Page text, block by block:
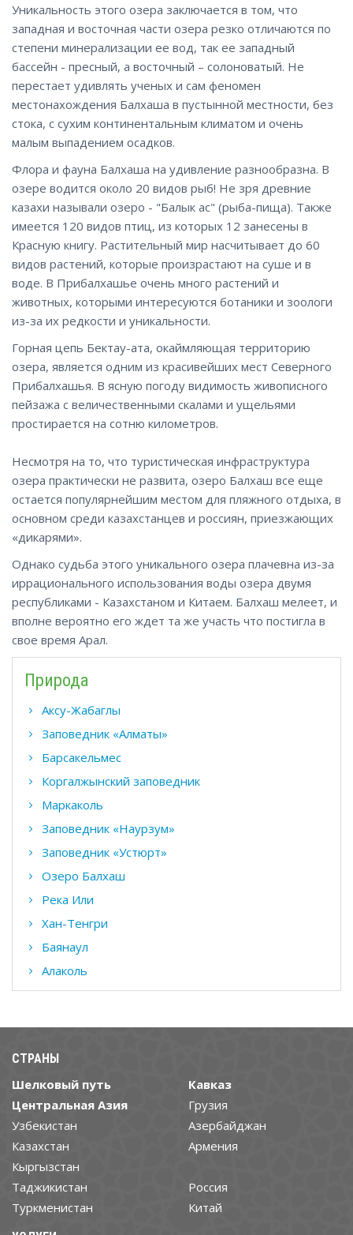
Уникальность этого озера заключается в том, что
западная и восточная части озера резко отличаются по
степени минерализации ее вод, так ее западный
бассейн - пресный, а восточный – солоноватый. Не
перестает удивлять ученых и сам феномен
местонахождения Балхаша в пустынной местности, без
стока, с сухим континентальным климатом и очень
малым выпадением осадков.
Флора и фауна Балхаша на удивление разнообразна. В
озере водится около 20 видов рыб! Не зря древние
казахи называли озеро - "Балык ас" (рыба-пища). Также
имеется 120 видов птиц, из которых 12 занесены в
Красную книгу. Растительный мир насчитывает до 60
видов растений, которые произрастают на суше и в
воде. В Прибалхашье очень много растений и
животных, которыми интересуются ботаники и зоологи
из-за их редкости и уникальности.
Горная цепь Бектау-ата, окаймляющая территорию
озера, является одним из красивейших мест Северного
Прибалхашья. В ясную погоду видимость живописного
пейзажа с величественными скалами и ущельями
простирается на сотню километров.
Несмотря на то, что туристическая инфраструктура
озера практически не развита, озеро Балхаш все еще
остается популярнейшим местом для пляжного отдыха, в
основном среди казахстанцев и россиян, приезжающих
«дикарями».
Однако судьба этого уникального озера плачевна из-за
иррационального использования воды озера двумя
республиками - Казахстаном и Китаем. Балхаш мелеет, и
вполне вероятно его ждет та же участь что постигла в
свое время Арал.
Природа
Аксу-Жабаглы
Заповедник «Алматы»
Барсакельмес
Коргалжынский заповедник
Маркаколь
Заповедник «Наурзум»
Заповедник «Устюрт»
Озеро Балхаш
Река Или
Хан-Тенгри
Баянаул
Алаколь
СТРАНЫ
Шелковый путь
Центральная Азия
Узбекистан
Казахстан
Кыргызстан
Таджикистан
Туркменистан
Кавказ
Грузия
Азербайджан
Армения
Россия
Китай